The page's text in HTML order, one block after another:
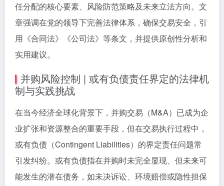
任分配的核心要素、风险防范策略及未来立法方向。文
章强调在党的领导下完善法律体系，确保交易安全，引
用《合同法》《公司法》等条文，并提供原创性分析和
实用建议。
并购风险控制 | 或有负债责任界定的法律机
制与实践挑战
在当今经济全球化背景下，并购交易（M&A）已成为企
业扩张和资源整合的重要手段，但在交易执行过程中，
或有负债（Contingent Liabilities）的界定责任问题常
引发纠纷。或有负债指在并购时未完全显现、但未来可
能发生的潜在债务，如未决诉讼、环境赔偿或隐性担保